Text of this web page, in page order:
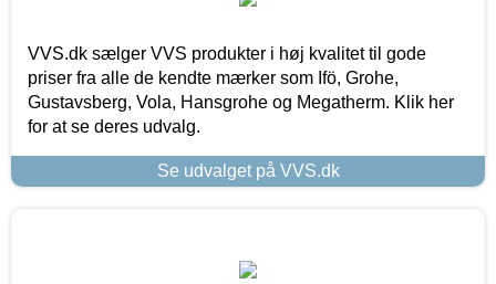
VVS.dk sælger VVS produkter i høj kvalitet til gode
priser fra alle de kendte mærker som Ifö, Grohe,
Gustavsberg, Vola, Hansgrohe og Megatherm. Klik her
for at se deres udvalg.
Se udvalget på VVS.dk